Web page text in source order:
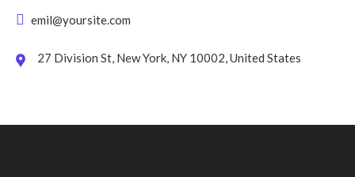
emil@yoursite.com
27 Division St, New York, NY 10002, United States